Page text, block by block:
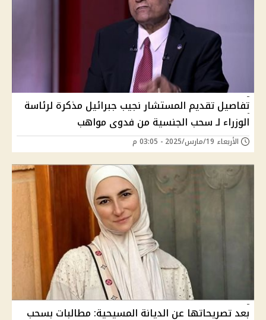
تفاصيل تقديم المستشار نجيب جبرائيل مذكرة لرئاسة
الوزراء لـ سحب الجنسية من فدوى مواهب
الأربعاء 19/مارس/2025 - 03:05 م
بعد تصريحاتها عن الديانة المسيحية: مطالبات بسحب